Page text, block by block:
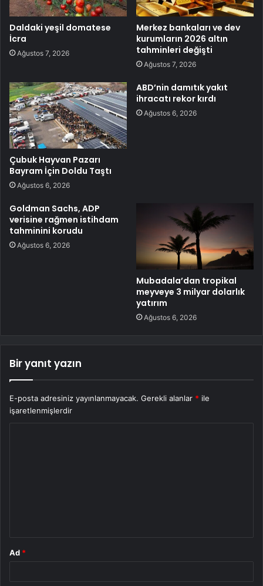
Daldaki yeşil domatese
İcra
Ağustos 7, 2026
Merkez bankaları ve dev
kurumların 2026 altın
tahminleri değişti
Ağustos 7, 2026
Çubuk Hayvan Pazarı
Bayram İçin Doldu Taştı
Ağustos 6, 2026
ABD’nin damıtık yakıt
ihracatı rekor kırdı
Ağustos 6, 2026
Goldman Sachs, ADP
verisine rağmen istihdam
tahminini korudu
Ağustos 6, 2026
Mubadala’dan tropikal
meyveye 3 milyar dolarlık
yatırım
Ağustos 6, 2026
Bir yanıt yazın
E-posta adresiniz yayınlanmayacak. Gerekli alanlar * ile
işaretlenmişlerdir
Ad *